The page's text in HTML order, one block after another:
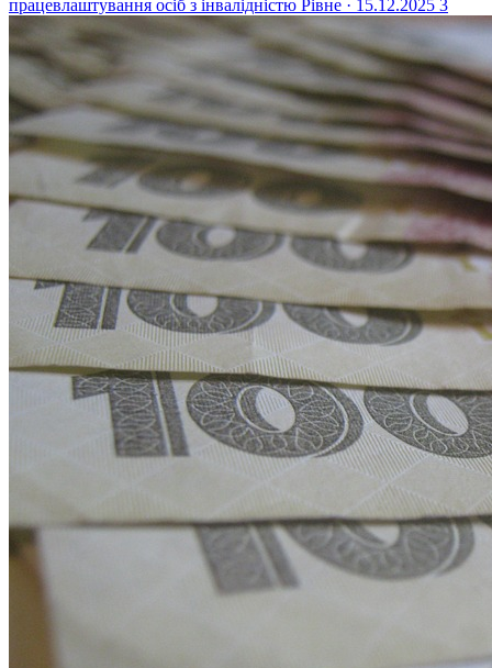
працевлаштування осіб з інвалідністю Рівне · 15.12.2025 3